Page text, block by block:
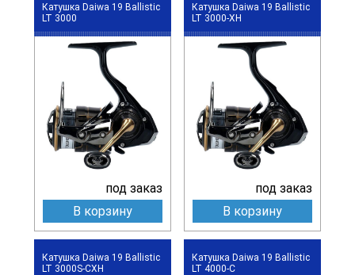
Катушка Daiwa 19 Ballistic
LT 3000
под заказ
В корзину
Катушка Daiwa 19 Ballistic
LT 3000-XH
под заказ
В корзину
Катушка Daiwa 19 Ballistic
LT 3000S-CXH
Катушка Daiwa 19 Ballistic
LT 4000-C